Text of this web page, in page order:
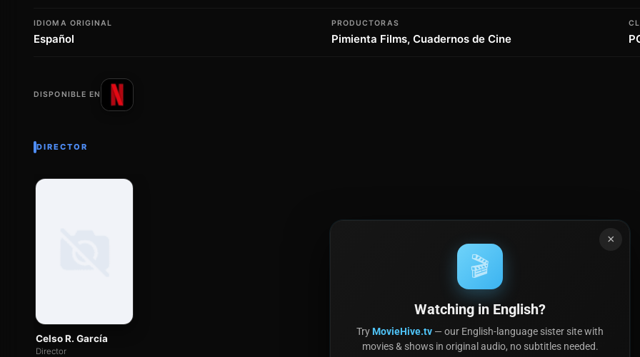
IDIOMA ORIGINAL
Español
PRODUCTORAS
Pimienta Films, Cuadernos de Cine
DISPONIBLE EN
DIRECTOR
Celso R. García
Director
×
🎬
Watching in English?
TryMovieHive.tv — our English-language sister site with
movies & shows in original audio, no subtitles needed.